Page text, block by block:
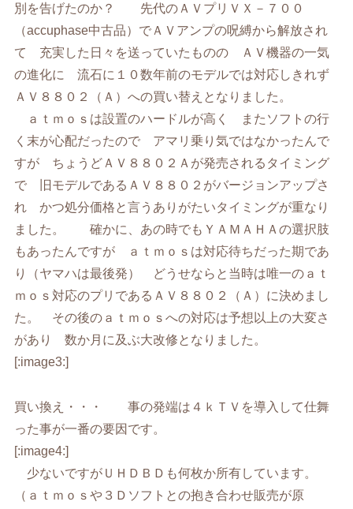
別を告げたのか？ 先代のＡＶプリＶＸ－７００
（accuphase中古品）でＡＶアンプの呪縛から解放され
て 充実した日々を送っていたものの ＡＶ機器の一気
の進化に 流石に１０数年前のモデルでは対応しきれず
ＡＶ８８０２（Ａ）への買い替えとなりました。
ａｔｍｏｓは設置のハードルが高く またソフトの行
く末が心配だったので アマリ乗り気ではなかったんで
すが ちょうどＡＶ８８０２Ａが発売されるタイミング
で 旧モデルであるＡＶ８８０２がバージョンアップさ
れ かつ処分価格と言うありがたいタイミングが重なり
ました。 確かに、あの時でもＹＡＭＡＨＡの選択肢
もあったんですが ａｔｍｏｓは対応待ちだった期であ
り（ヤマハは最後発） どうせならと当時は唯一のａｔ
ｍｏｓ対応のプリであるＡＶ８８０２（Ａ）に決めまし
た。 その後のａｔｍｏｓへの対応は予想以上の大変さ
があり 数か月に及ぶ大改修となりました。
[:image3:]
買い換え・・・ 事の発端は４ｋＴＶを導入して仕舞
った事が一番の要因です。
[:image4:]
少ないですがＵＨＤＢＤも何枚か所有しています。
（ａｔｍｏｓや３Ｄソフトとの抱き合わせ販売が原